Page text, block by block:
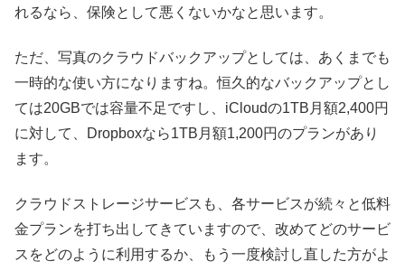
れるなら、保険として悪くないかなと思います。
ただ、写真のクラウドバックアップとしては、あくまでも
一時的な使い方になりますね。恒久的なバックアップとし
ては20GBでは容量不足ですし、iCloudの1TB月額2,400円
に対して、Dropboxなら1TB月額1,200円のプランがあり
ます。
クラウドストレージサービスも、各サービスが続々と低料
金プランを打ち出してきていますので、改めてどのサービ
スをどのように利用するか、もう一度検討し直した方がよ